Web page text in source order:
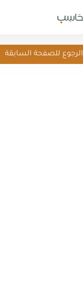
الرجوع للصفحة السابقة